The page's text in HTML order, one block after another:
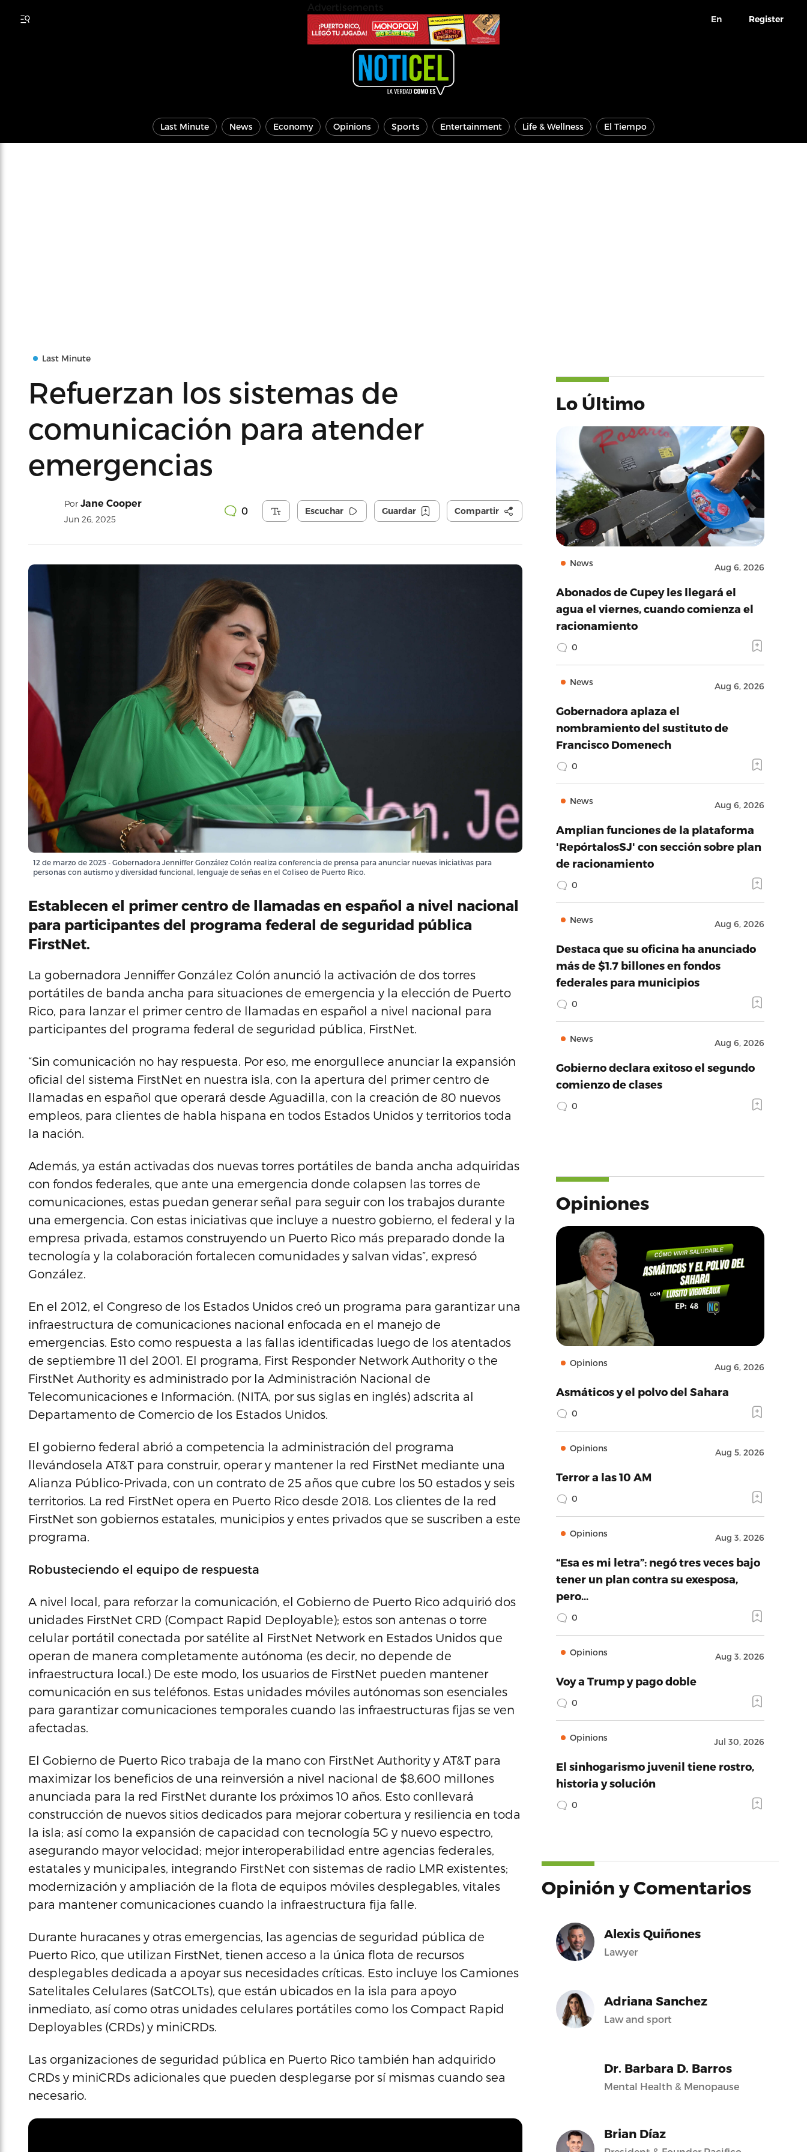
En Register
Last Minute News Economy Opinions Sports Entertainment Life & Wellness El Tiempo
Last Minute
Refuerzan los sistemas de
comunicación para atender
emergencias
Por Jane Cooper
Jun 26, 2025
0 Escuchar Guardar Compartir
12 de marzo de 2025 - Gobernadora Jenniffer González Colón realiza conferencia de prensa para anunciar nuevas iniciativas para
personas con autismo y diversidad funcional, lenguaje de señas en el Coliseo de Puerto Rico.
Establecen el primer centro de llamadas en español a nivel nacional
para participantes del programa federal de seguridad pública
FirstNet.
La gobernadora Jenniffer González Colón anunció la activación de dos torres
portátiles de banda ancha para situaciones de emergencia y la elección de Puerto
Rico, para lanzar el primer centro de llamadas en español a nivel nacional para
participantes del programa federal de seguridad pública, FirstNet.
“Sin comunicación no hay respuesta. Por eso, me enorgullece anunciar la expansión
oficial del sistema FirstNet en nuestra isla, con la apertura del primer centro de
llamadas en español que operará desde Aguadilla, con la creación de 80 nuevos
empleos, para clientes de habla hispana en todos Estados Unidos y territorios toda
la nación.
Además, ya están activadas dos nuevas torres portátiles de banda ancha adquiridas
con fondos federales, que ante una emergencia donde colapsen las torres de
comunicaciones, estas puedan generar señal para seguir con los trabajos durante
una emergencia. Con estas iniciativas que incluye a nuestro gobierno, el federal y la
empresa privada, estamos construyendo un Puerto Rico más preparado donde la
tecnología y la colaboración fortalecen comunidades y salvan vidas”, expresó
González.
En el 2012, el Congreso de los Estados Unidos creó un programa para garantizar una
infraestructura de comunicaciones nacional enfocada en el manejo de
emergencias. Esto como respuesta a las fallas identificadas luego de los atentados
de septiembre 11 del 2001. El programa, First Responder Network Authority o the
FirstNet Authority es administrado por la Administración Nacional de
Telecomunicaciones e Información. (NITA, por sus siglas en inglés) adscrita al
Departamento de Comercio de los Estados Unidos.
El gobierno federal abrió a competencia la administración del programa
llevándosela AT&T para construir, operar y mantener la red FirstNet mediante una
Alianza Público-Privada, con un contrato de 25 años que cubre los 50 estados y seis
territorios. La red FirstNet opera en Puerto Rico desde 2018. Los clientes de la red
FirstNet son gobiernos estatales, municipios y entes privados que se suscriben a este
programa.
Robusteciendo el equipo de respuesta
A nivel local, para reforzar la comunicación, el Gobierno de Puerto Rico adquirió dos
unidades FirstNet CRD (Compact Rapid Deployable); estos son antenas o torre
celular portátil conectada por satélite al FirstNet Network en Estados Unidos que
operan de manera completamente autónoma (es decir, no depende de
infraestructura local.) De este modo, los usuarios de FirstNet pueden mantener
comunicación en sus teléfonos. Estas unidades móviles autónomas son esenciales
para garantizar comunicaciones temporales cuando las infraestructuras fijas se ven
afectadas.
El Gobierno de Puerto Rico trabaja de la mano con FirstNet Authority y AT&T para
maximizar los beneficios de una reinversión a nivel nacional de $8,600 millones
anunciada para la red FirstNet durante los próximos 10 años. Esto conllevará
construcción de nuevos sitios dedicados para mejorar cobertura y resiliencia en toda
la isla; así como la expansión de capacidad con tecnología 5G y nuevo espectro,
asegurando mayor velocidad; mejor interoperabilidad entre agencias federales,
estatales y municipales, integrando FirstNet con sistemas de radio LMR existentes;
modernización y ampliación de la flota de equipos móviles desplegables, vitales
para mantener comunicaciones cuando la infraestructura fija falle.
Durante huracanes y otras emergencias, las agencias de seguridad pública de
Puerto Rico, que utilizan FirstNet, tienen acceso a la única flota de recursos
desplegables dedicada a apoyar sus necesidades críticas. Esto incluye los Camiones
Satelitales Celulares (SatCOLTs), que están ubicados en la isla para apoyo
inmediato, así como otras unidades celulares portátiles como los Compact Rapid
Deployables (CRDs) y miniCRDs.
Las organizaciones de seguridad pública en Puerto Rico también han adquirido
CRDs y miniCRDs adicionales que pueden desplegarse por sí mismas cuando sea
necesario.
Lo Último
News Aug 6, 2026
Abonados de Cupey les llegará el
agua el viernes, cuando comienza el
racionamiento
0
News Aug 6, 2026
Gobernadora aplaza el
nombramiento del sustituto de
Francisco Domenech
0
News Aug 6, 2026
Amplian funciones de la plataforma
'RepórtalosSJ' con sección sobre plan
de racionamiento
0
News Aug 6, 2026
Destaca que su oficina ha anunciado
más de $1.7 billones en fondos
federales para municipios
0
News Aug 6, 2026
Gobierno declara exitoso el segundo
comienzo de clases
0
Opiniones
Opinions Aug 6, 2026
Asmáticos y el polvo del Sahara
0
Opinions Aug 5, 2026
Terror a las 10 AM
0
Opinions Aug 3, 2026
“Esa es mi letra”: negó tres veces bajo
tener un plan contra su exesposa,
pero…
0
Opinions Aug 3, 2026
Voy a Trump y pago doble
0
Opinions Jul 30, 2026
El sinhogarismo juvenil tiene rostro,
historia y solución
0
Opinión y Comentarios
Alexis Quiñones
Lawyer
Adriana Sanchez
Law and sport
Dr. Barbara D. Barros
Mental Health & Menopause
Brian Díaz